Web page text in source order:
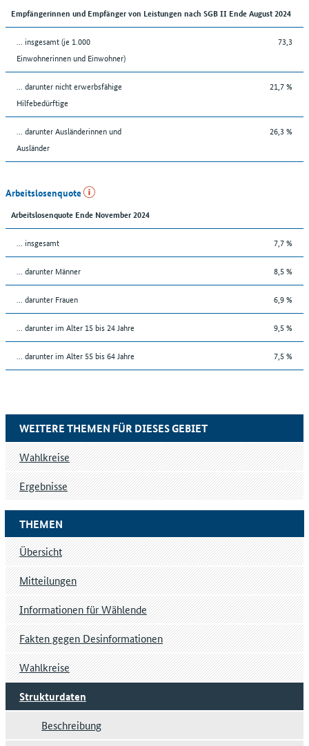
Empfängerinnen und Empfänger von Leistungen nach SGB II Ende August 2024
... insgesamt (je 1.000
Einwohnerinnen und Einwohner)
73,3
... darunter nicht erwerbsfähige
Hilfebedürftige
21,7 %
... darunter Ausländerinnen und
Ausländer
26,3 %
Arbeitslosenquote
Arbeitslosenquote Ende November 2024
... insgesamt 7,7 %
... darunter Männer 8,5 %
... darunter Frauen 6,9 %
... darunter im Alter 15 bis 24 Jahre 9,5 %
... darunter im Alter 55 bis 64 Jahre 7,5 %
THEMEN
Übersicht
Mitteilungen
Informationen für Wählende
Fakten gegen Desinformationen
Wahlkreise
Strukturdaten
Beschreibung
WEITERE THEMEN FÜR DIESES GEBIET
Wahlkreise
Ergebnisse